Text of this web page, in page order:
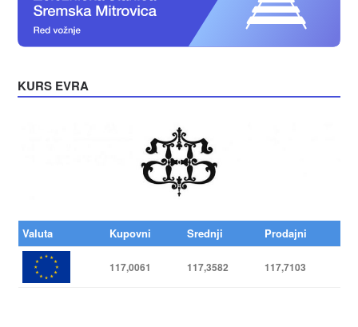
KURS EVRA
Valuta Kupovni Srednji Prodajni
117,0061 117,3582 117,7103